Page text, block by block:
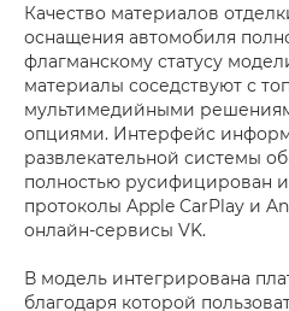
Качество материалов
оснащения автомобиля
флагманскому статусу
материалы соседствуют с
мультимедийными
опциями. Интерфейс
развлекательной системы
полностью русифицирован
протоколы Apple CarPlay и
онлайн-сервисы VK.
В модель интегрирована
благодаря которой